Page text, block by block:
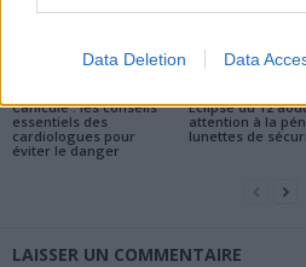
Data Deletion Data
Canicule : les conseils
essentiels des
cardiologues pour
éviter le danger
Éclipse du 12
attention à la
lunettes de
LAISSER UN COMMENTAIRE